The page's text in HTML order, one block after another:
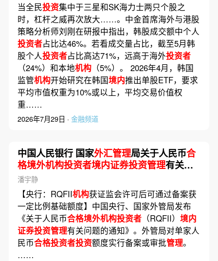
当全民投资集中于三星和SK海力士两只个股之
时，杠杆之威再次放大……。中金首席海外与港股
策略分析师刘刚在研报中指出，韩股成交额中个人
投资者占比达46%。若看成交量占比，截至5月韩
股个人投资者占比高达71%，远高于海外投资者
（24%）和本地机构（5%）。 2026年4月，韩国
监管机构开始研究在韩国境内推出单股ETF，要求
平均市值权重为10%或以上，平均交易价值权
重……
2026年7月29日 · 金融频道
中国人民银行 国家外汇管理局关于人民币合
格境外机构投资者境内证券投资管理有关问
题的通知
潘宇静
【央行：RQFII机构获证监会许可后可通过备案获
一定比例基础额度】中国央行、国家外管局发布
《关于人民币合格境外机构投资者（RQFII） 境内
证券投资管理有关问题的通知》。外管局对单家人
民币合格投资者投资额度实行备案或审批管理。
……